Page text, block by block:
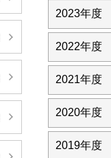
2023年度
2022年度
2021年度
2020年度
2019年度